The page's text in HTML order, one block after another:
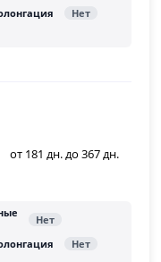
от 181 дн. до 367 дн.